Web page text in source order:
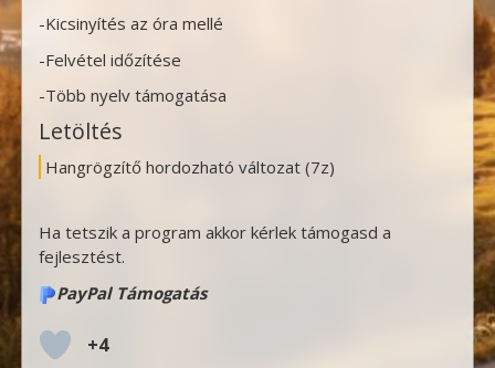
-Kicsinyítés az óra mellé
-Felvétel időzítése
-Több nyelv támogatása
Letöltés
Hangrögzítő hordozható változat (7z)
Ha tetszik a program akkor kérlek támogasd a
fejlesztést.
PayPal Támogatás
+4